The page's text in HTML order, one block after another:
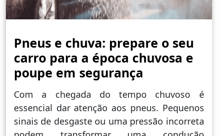
Pneus e chuva: prepare o seu
carro para a época chuvosa e
poupe em segurança
Com a chegada do tempo chuvoso é
essencial dar atenção aos pneus. Pequenos
sinais de desgaste ou uma pressão incorreta